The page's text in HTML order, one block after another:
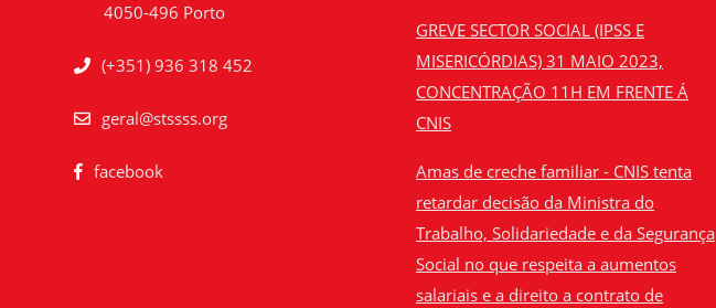
4050-496 Porto
(+351) 936 318 452
geral@stssss.org
facebook
GREVE SECTOR SOCIAL (IPSS E
MISERICÓRDIAS) 31 MAIO 2023,
CONCENTRAÇÃO 11H EM FRENTE Á
CNIS
Amas de creche familiar - CNIS tenta
retardar decisão da Ministra do
Trabalho, Solidariedade e da Segurança
Social no que respeita a aumentos
salariais e a direito a contrato de